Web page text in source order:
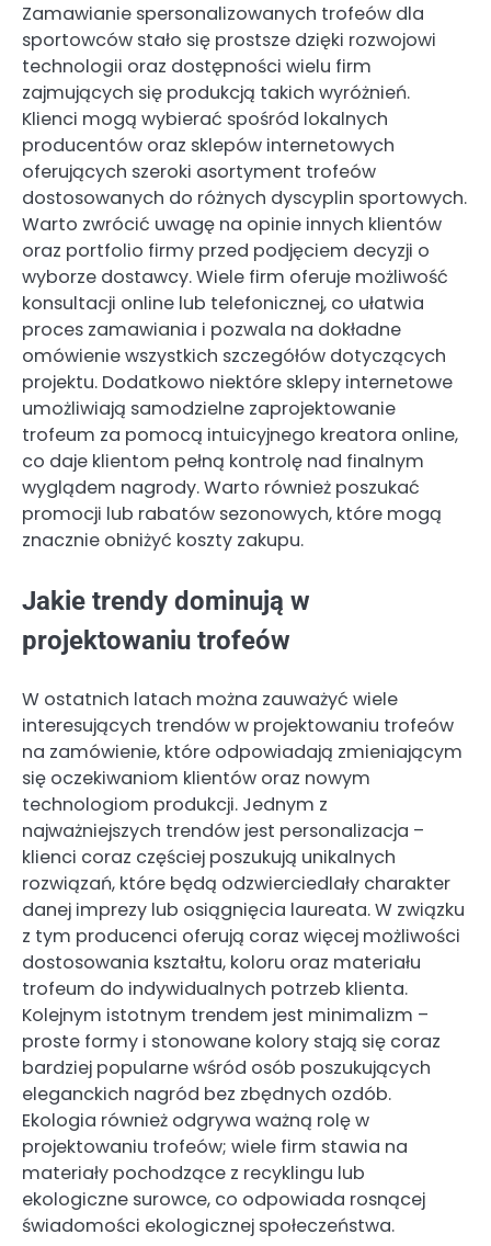
Zamawianie spersonalizowanych trofeów dla
sportowców stało się prostsze dzięki rozwojowi
technologii oraz dostępności wielu firm
zajmujących się produkcją takich wyróżnień.
Klienci mogą wybierać spośród lokalnych
producentów oraz sklepów internetowych
oferujących szeroki asortyment trofeów
dostosowanych do różnych dyscyplin sportowych.
Warto zwrócić uwagę na opinie innych klientów
oraz portfolio firmy przed podjęciem decyzji o
wyborze dostawcy. Wiele firm oferuje możliwość
konsultacji online lub telefonicznej, co ułatwia
proces zamawiania i pozwala na dokładne
omówienie wszystkich szczegółów dotyczących
projektu. Dodatkowo niektóre sklepy internetowe
umożliwiają samodzielne zaprojektowanie
trofeum za pomocą intuicyjnego kreatora online,
co daje klientom pełną kontrolę nad finalnym
wyglądem nagrody. Warto również poszukać
promocji lub rabatów sezonowych, które mogą
znacznie obniżyć koszty zakupu.
Jakie trendy dominują w
projektowaniu trofeów
W ostatnich latach można zauważyć wiele
interesujących trendów w projektowaniu trofeów
na zamówienie, które odpowiadają zmieniającym
się oczekiwaniom klientów oraz nowym
technologiom produkcji. Jednym z
najważniejszych trendów jest personalizacja –
klienci coraz częściej poszukują unikalnych
rozwiązań, które będą odzwierciedlały charakter
danej imprezy lub osiągnięcia laureata. W związku
z tym producenci oferują coraz więcej możliwości
dostosowania kształtu, koloru oraz materiału
trofeum do indywidualnych potrzeb klienta.
Kolejnym istotnym trendem jest minimalizm –
proste formy i stonowane kolory stają się coraz
bardziej popularne wśród osób poszukujących
eleganckich nagród bez zbędnych ozdób.
Ekologia również odgrywa ważną rolę w
projektowaniu trofeów; wiele firm stawia na
materiały pochodzące z recyklingu lub
ekologiczne surowce, co odpowiada rosnącej
świadomości ekologicznej społeczeństwa.